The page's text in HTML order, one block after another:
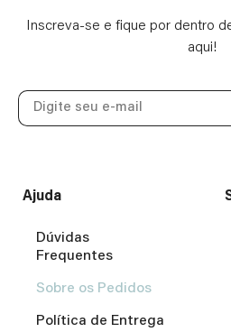
Inscreva-se e fique por dentro
aqui!
Ajuda
Dúvidas
Frequentes
Sobre os Pedidos
Política de Entrega